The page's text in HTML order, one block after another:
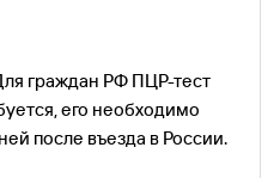
граждан РФ ПЦР-тест
его необходимо
после въезда в России.